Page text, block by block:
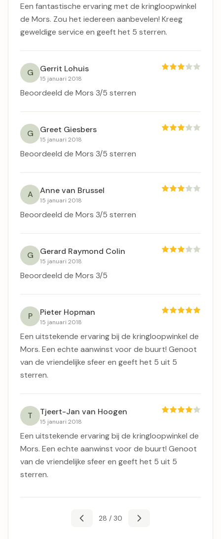
Een fantastische ervaring met de kringloopwinkel
de Mors. Zou het iedereen aanbevelen! Kreeg
geweldige service en geeft het 5 sterren.
G Gerrit Lohuis
15 januari 2018
Beoordeeld de Mors 3/5 sterren
G Greet Giesbers
15 januari 2018
Beoordeeld de Mors 3/5 sterren
A Anne van Brussel
15 januari 2018
Beoordeeld de Mors 3/5 sterren
G Gerard Raymond Colin
15 januari 2018
Beoordeeld de Mors 3/5
P Pieter Hopman
15 januari 2018
Een uitstekende ervaring bij de kringloopwinkel de
Mors. Een echte aanwinst voor de buurt! Genoot
van de vriendelijke sfeer en geeft het 5 uit 5
sterren.
T Tjeert-Jan van Hoogen
15 januari 2018
Een uitstekende ervaring bij de kringloopwinkel de
Mors. Een echte aanwinst voor de buurt! Genoot
van de vriendelijke sfeer en geeft het 5 uit 5
sterren.
28 / 30